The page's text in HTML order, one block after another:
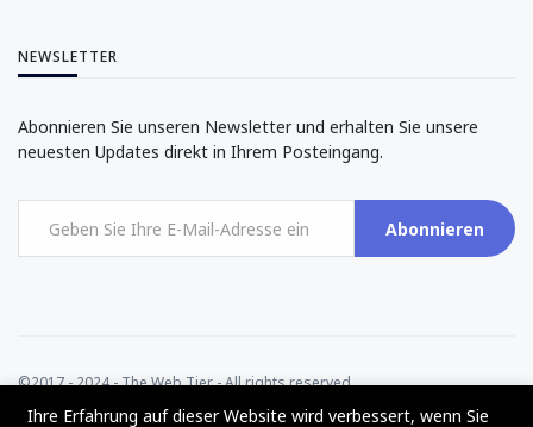
NEWSLETTER
Abonnieren Sie unseren Newsletter und erhalten Sie unsere
neuesten Updates direkt in Ihrem Posteingang.
Abonnieren
©2017 - 2024 - The Web Tier - All rights reserved
Ihre Erfahrung auf dieser Website wird verbessert, wenn Sie